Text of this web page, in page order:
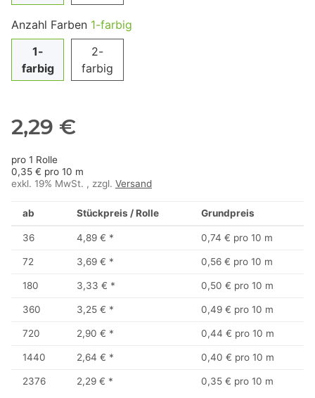
Anzahl Farben 1-farbig
1-
farbig
2-
farbig
2,29 €
pro 1 Rolle
0,35 € pro 10 m
exkl. 19% MwSt. , zzgl. Versand
ab Stückpreis / Rolle Grundpreis
36 4,89 € * 0,74 € pro 10 m
72 3,69 € * 0,56 € pro 10 m
180 3,33 € * 0,50 € pro 10 m
360 3,25 € * 0,49 € pro 10 m
720 2,90 € * 0,44 € pro 10 m
1440 2,64 € * 0,40 € pro 10 m
2376 2,29 € * 0,35 € pro 10 m